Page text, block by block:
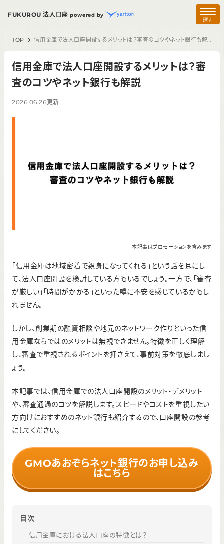
FUKUROU 法人口座 powered by
探す
TOP 信用金庫で法人口座開設するメリットは？審査のコツやネット銀行も解説
信用金庫で法人口座開設するメリットは？審
査のコツやネット銀行も解説
2026.06.26更新
本記事はプロモーションを含みます
「信用金庫は地域密着で親身になってくれる」という話を耳にし
て、法人口座開設を検討している方もいるでしょう。一方で、「審査
が厳しい」「時間がかかる」といった噂に不安を感じているかもし
れません。
しかし、創業期の融資相談や地元のネットワーク作りといった信
用金庫ならではのメリットは無視できません。特徴を正しく理解
し、審査で重視されるポイントを押さえて、事前対策を徹底しまし
ょう。
本記事では、信用金庫での法人口座開設のメリット・デメリット
や、審査通過のコツを解説します。スピードやコストを重視したい
方向けにおすすめのネット銀行も紹介するので、口座開設の参考
にしてください。
GMOあおぞらネット銀行のお申し込み
はこちら
目次
信用金庫における法人口座の特徴とは？